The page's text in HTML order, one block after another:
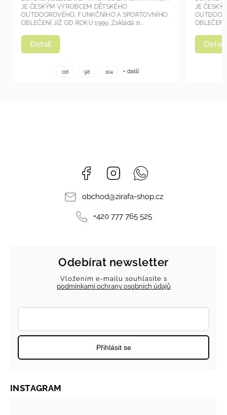
Detail
JE ČESKÝM VÝROBCEM DĚTSKÉHO
OUTDOOROVÉHO, FUNKČNÍHO A SPORTOVNÍHO
OBLEČENÍ JIŽ OD ROKU 1999. Zakládá si...
116 98 104 + další
Detail
JE
OBLEČENÍ
Facebook Instagram
obchod@zirafa-shop.cz
+420 777 765 525
Odebírat newsletter
Vložením e-mailu souhlasíte s
podmínkami ochrany osobních údajů
Přihlásit se
INSTAGRAM